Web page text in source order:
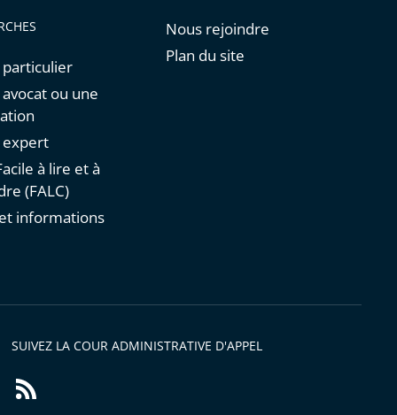
particulier
avocat ou une
expert
à lire et à
(FALC)
informations
Nous rejoindre
Plan du site
SUIVEZ LA COUR ADMINISTRATIVE D'APPEL
Flux
RSS